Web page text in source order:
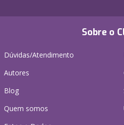
Sobre o
Dúvidas/Atendimento
Autores
Blog
Quem somos